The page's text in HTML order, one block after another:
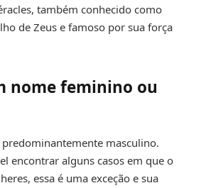
também conhecido como
de Zeus e famoso por sua força
nome feminino ou
masculino.
encontrar alguns casos em que o
essa é uma exceção e sua